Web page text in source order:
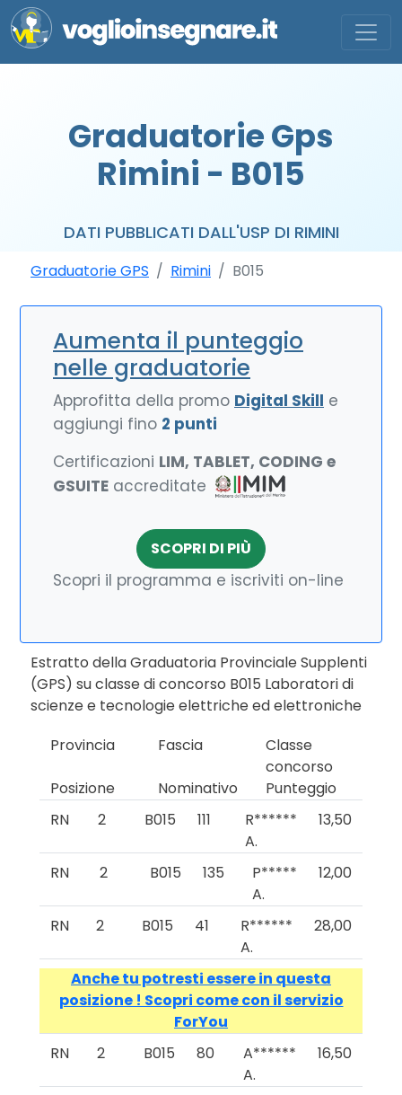
Graduatorie Gps
Rimini - B015
DATI PUBBLICATI DALL'USP DI RIMINI
Graduatorie GPS Rimini B015
Aumenta il punteggio
nelle graduatorie
Approfitta della promo Digital Skill e
aggiungi fino 2 punti
Certificazioni LIM, TABLET, CODING e
GSUITE accreditate
SCOPRI DI PIÙ
Scopri il programma e iscriviti on-line
Estratto della Graduatoria Provinciale Supplenti
(GPS) su classe di concorso B015 Laboratori di
scienze e tecnologie elettriche ed elettroniche
Provincia
Fascia
Classe
concorso
Posizione
Nominativo
Punteggio
RN
2 B015 111
R******
A.
13,50
RN 2 B015 135
P*****
A.
12,00
RN 2 B015 41
R******
A.
28,00
Anche tu potresti essere in questa
posizione ! Scopri come con il servizio
ForYou
RN
2 B015 80
A******
A.
16,50